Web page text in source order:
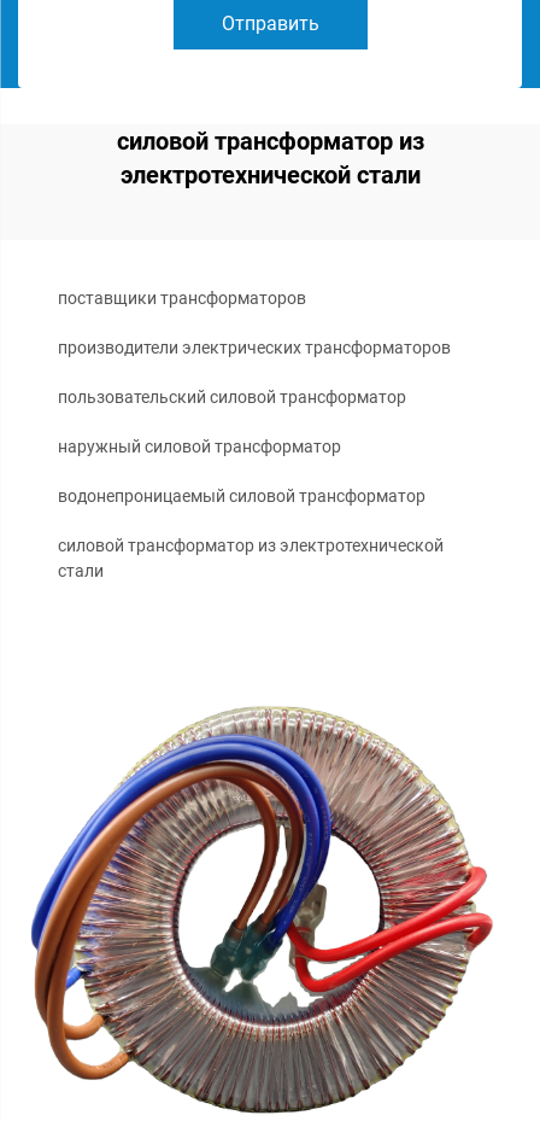
Отправить
силовой трансформатор из
электротехнической стали
поставщики трансформаторов
производители электрических трансформаторов
пользовательский силовой трансформатор
наружный силовой трансформатор
водонепроницаемый силовой трансформатор
силовой трансформатор из электротехнической
стали